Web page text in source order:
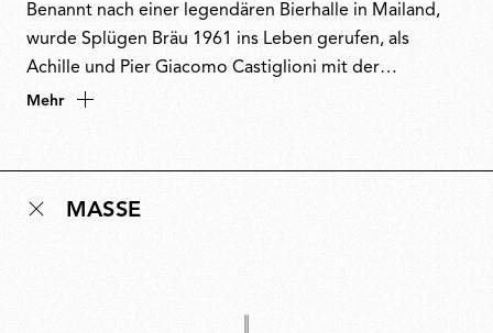
Benannt nach einer legendären Bierhalle in Mailand,
wurde Splügen Bräu 1961 ins Leben gerufen, als
Achille und Pier Giacomo Castiglioni mit der
Gestaltung der Innenräume der Bar beauftragt wurden.
des Veranstaltungsortes widerspiegelt: modern,
Mehr
MASSE